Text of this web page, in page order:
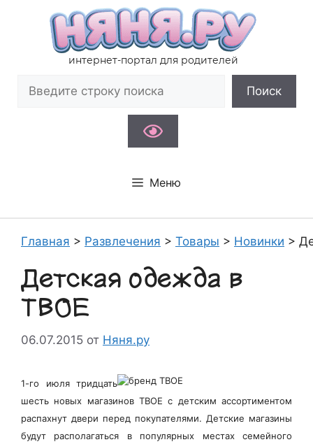
содержимому
интернет-портал для родителей
Поиск
Меню
Главная > Развлечения > Товары > Новинки >
Детская одежда в
ТВОЕ
06.07.2015 от Няня.ру
1-го июля тридцать
шесть новых магазинов ТВОЕ с детским ассортиментом
распахнут двери перед покупателями. Детские магазины
будут располагаться в популярных местах семейного